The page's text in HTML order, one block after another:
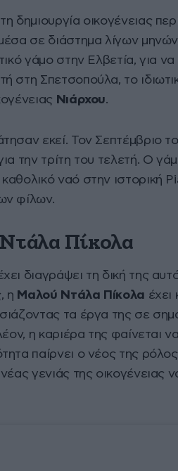
δημιουργία οικογένειας
σε διάστημα λίγων
γάμο στην Ελβετία, για
στη Σπετσοπούλα, το
Νιάρχου.
εκεί. Τον Σεπτέμβριο
την τρίτη του τελετή. Ο
ναό στην ιστορική
φίλων.
Πίκολα
διαγράψει τη δική της
η Μαλού Ντάλα Πίκολα έχει
τα έργα της σε
η καριέρα της φαίνεται
παίρνει ο νέος της
γενιάς της οικογένειας